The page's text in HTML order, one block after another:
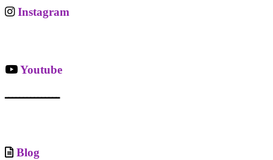
Instagram
Youtube
ـــــــــــــــ
Blog